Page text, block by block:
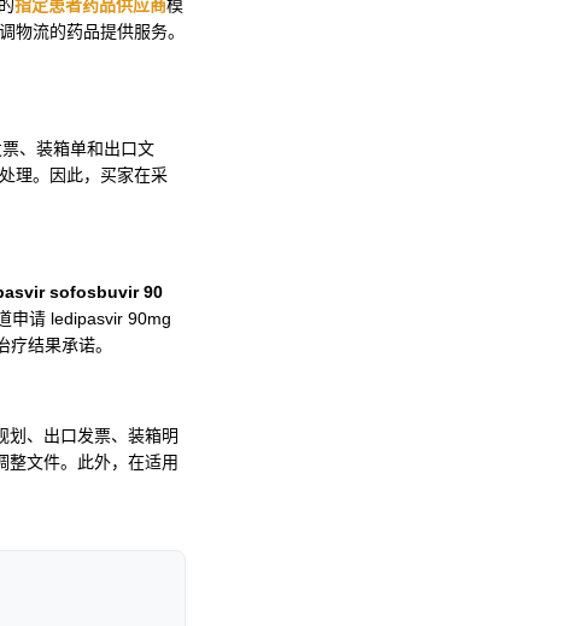
指定患者药品供应商模
物流的药品提供服务。
、装箱单和出口文
理。因此，买家在采
sofosbuvir 90
申请 ledipasvir 90mg
结果承诺。
划、出口发票、装箱明
整文件。此外，在适用